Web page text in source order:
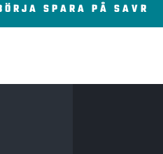
SPARA PÅ SAVR